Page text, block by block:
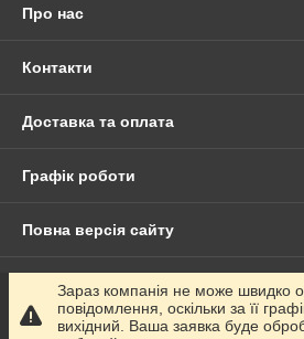
Про нас
Контакти
Доставка та оплата
Графік роботи
Повна версія сайту
Сайт створено на маркетплейсі
Зараз компанія не може швидко
повідомлення, оскільки за її
вихідний. Ваша заявка буде